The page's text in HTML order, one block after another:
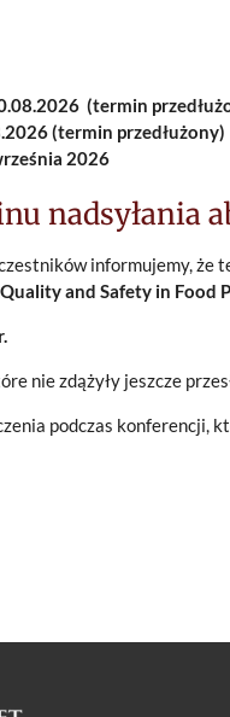
(termin
(termin przedłużony)
2026
nadsyłania
informujemy, że
and Safety in Food
nie zdążyły jeszcze
podczas konferencji,